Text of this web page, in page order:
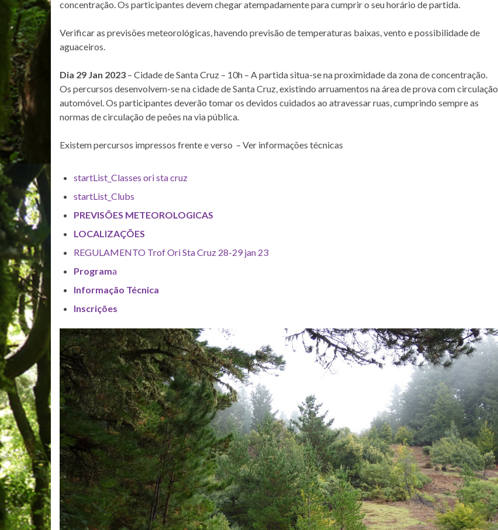
concentração. Os participantes devem chegar atempadamente para cumprir o seu horário de partida.
Verificar as previsões meteorológicas, havendo previsão de temperaturas baixas, vento e possibilidade de
aguaceiros.
Dia 29 Jan 2023 – Cidade de Santa Cruz – 10h – A partida situa-se na proximidade da zona de concentração.
Os percursos desenvolvem-se na cidade de Santa Cruz, existindo arruamentos na área de prova com circulação
automóvel. Os participantes deverão tomar os devidos cuidados ao atravessar ruas, cumprindo sempre as
normas de circulação de peões na via pública.
Existem percursos impressos frente e verso – Ver informações técnicas
startList_Classes ori sta cruz
startList_Clubs
PREVISÕES METEOROLOGICAS
LOCALIZAÇÕES
REGULAMENTO Trof Ori Sta Cruz 28-29 jan 23
Programa
Informação Técnica
Inscrições